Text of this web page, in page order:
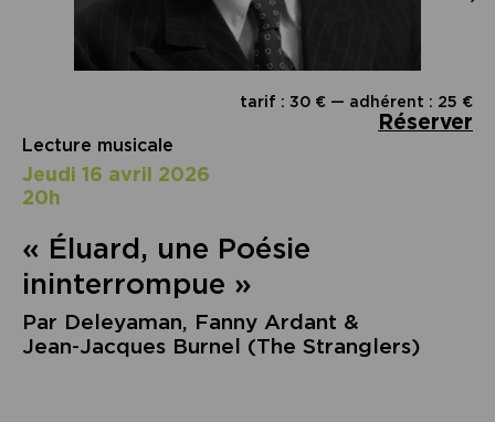
tarif : 30 € — adhérent : 25 €
Réserver
Lecture musicale
jeudi 16 avril 2026
20h
« Éluard, une Poésie
ininterrompue »
Par Deleyaman, Fanny Ardant &
Jean‑Jacques Burnel (The Stranglers)